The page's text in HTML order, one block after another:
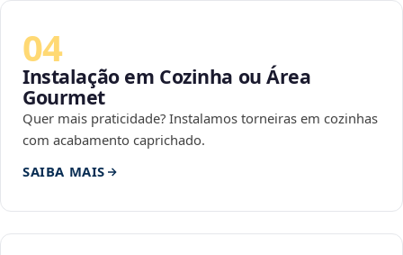
04
Instalação em Cozinha ou Área
Gourmet
Quer mais praticidade? Instalamos torneiras em cozinhas
com acabamento caprichado.
SAIBA MAIS